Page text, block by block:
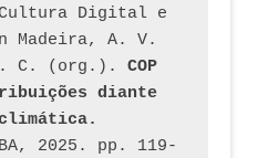
Cultura Digital e
Madeira, A. V.
C. (org.). COP
diante
climática.
2025. pp. 119-